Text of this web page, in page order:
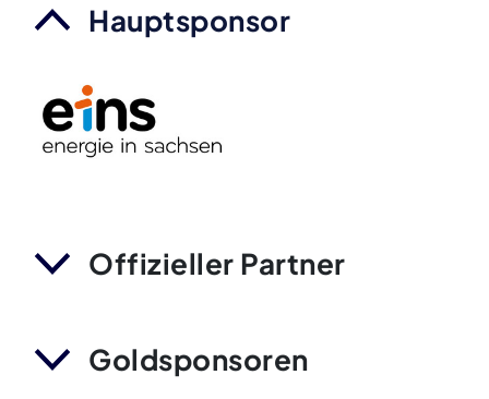
Hauptsponsor
Offizieller Partner
Goldsponsoren